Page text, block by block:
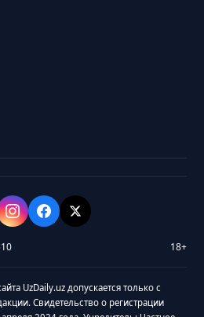
18+
UzDaily.uz допускается только с
Свидетельство о регистрации